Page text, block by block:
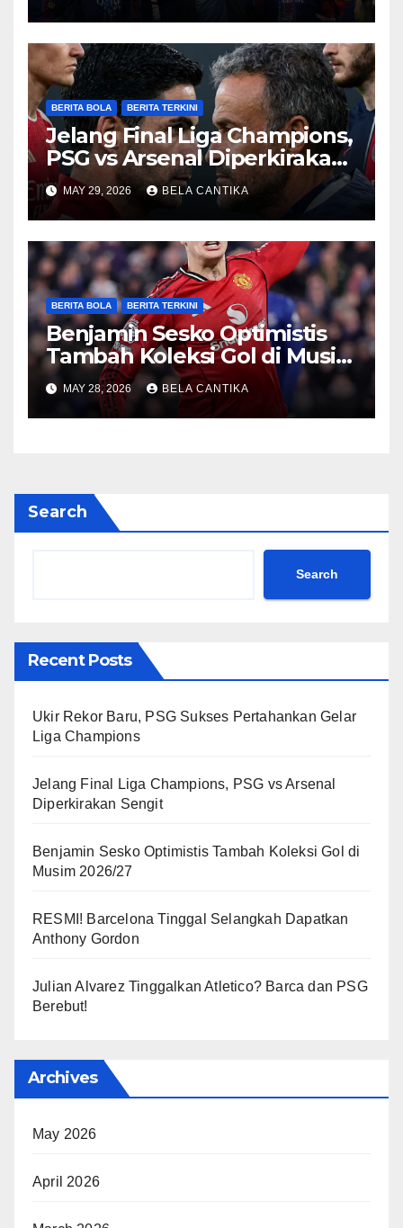
BERITA BOLA BERITA TERKINI
Jelang Final Liga Champions,
PSG vs Arsenal Diperkirakan
Sengit
MAY 29, 2026 BELA CANTIKA
BERITA BOLA BERITA TERKINI
Benjamin Sesko Optimistis
Tambah Koleksi Gol di Musim
2026/27
MAY 28, 2026 BELA CANTIKA
Search
Search
Recent Posts
Ukir Rekor Baru, PSG Sukses Pertahankan Gelar
Liga Champions
Jelang Final Liga Champions, PSG vs Arsenal
Diperkirakan Sengit
Benjamin Sesko Optimistis Tambah Koleksi Gol di
Musim 2026/27
RESMI! Barcelona Tinggal Selangkah Dapatkan
Anthony Gordon
Julian Alvarez Tinggalkan Atletico? Barca dan PSG
Berebut!
Archives
May 2026
April 2026